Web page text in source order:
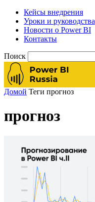
Кейсы внедрения
Уроки и руководства
Новости о Power BI
Контакты
Поиск
Домой Теги прогноз
прогноз